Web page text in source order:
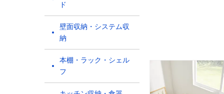
ド
壁面収納・システム収
納
本棚・ラック・シェル
フ